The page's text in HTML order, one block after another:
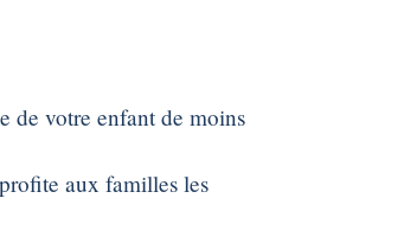
de votre enfant de moins
aux familles les